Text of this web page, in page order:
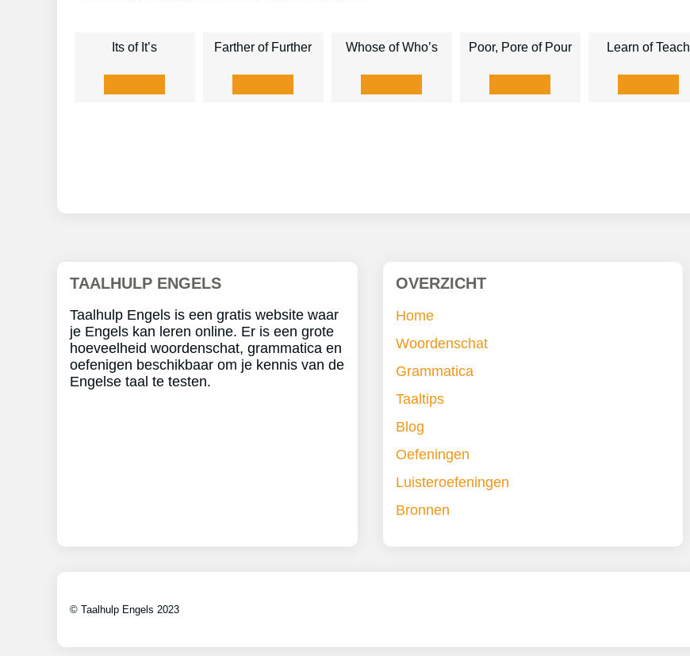
Its of It’s Farther of Further Whose of Who’s Poor, Pore of Pour Learn of Teach
TAALHULP ENGELS
Taalhulp Engels is een gratis website waar
je Engels kan leren online. Er is een grote
hoeveelheid woordenschat, grammatica en
oefenigen beschikbaar om je kennis van de
Engelse taal te testen.
OVERZICHT
Home
Woordenschat
Grammatica
Taaltips
Blog
Oefeningen
Luisteroefeningen
Bronnen
© Taalhulp Engels 2023